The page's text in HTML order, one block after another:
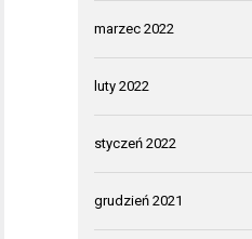
marzec 2022
luty 2022
styczeń 2022
grudzień 2021